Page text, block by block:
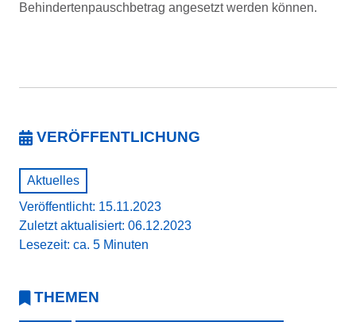
Behindertenpauschbetrag angesetzt werden können.
VERÖFFENTLICHUNG
Aktuelles
Veröffentlicht: 15.11.2023
Zuletzt aktualisiert: 06.12.2023
Lesezeit: ca. 5 Minuten
THEMEN